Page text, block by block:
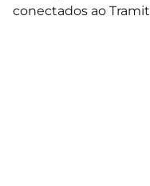
conectados ao